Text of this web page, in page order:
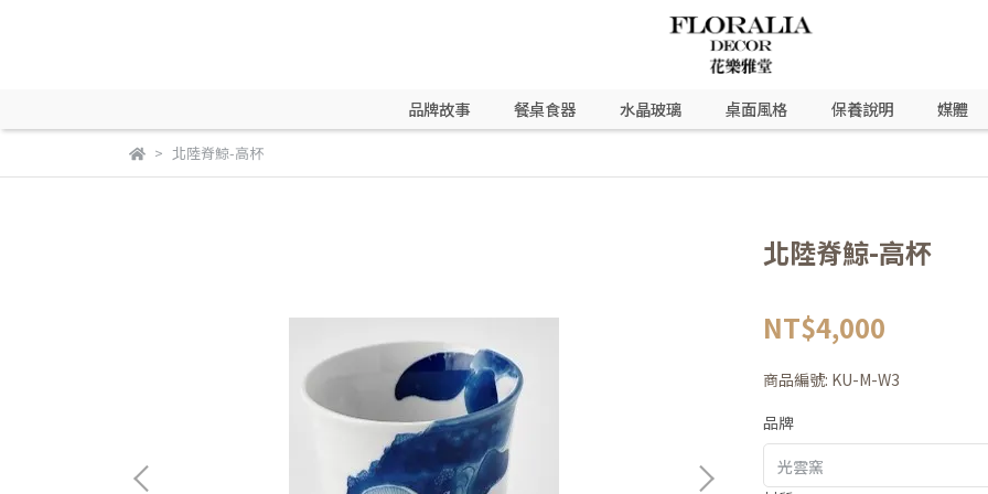
品牌故事 餐桌食器 水晶玻璃 桌面風格 保養說明 媒體
北陸脊鯨-高杯
北陸脊鯨-高杯
NT$4,000
商品編號: KU-M-W3
品牌